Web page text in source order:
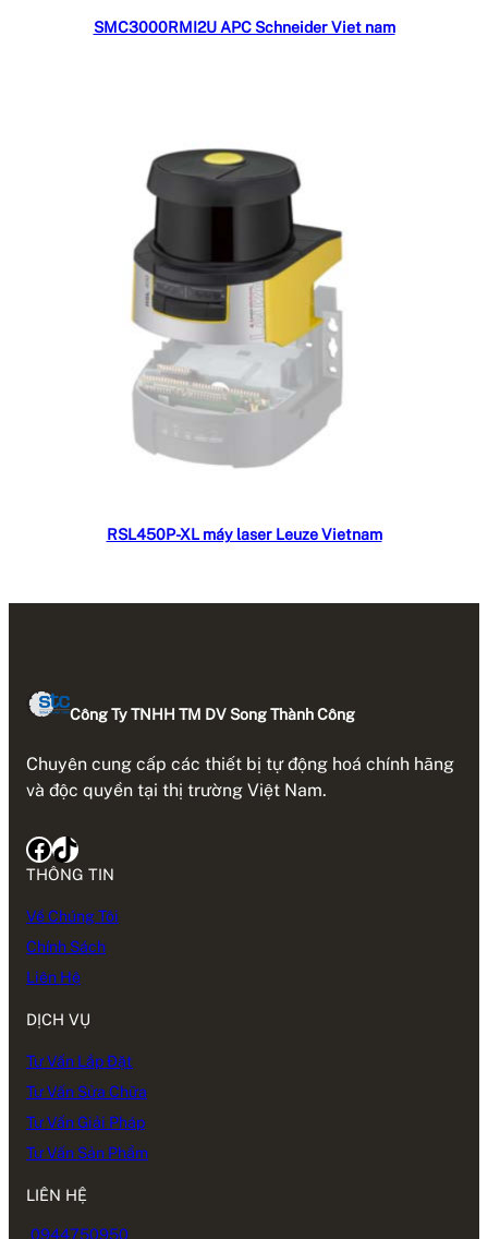
Đọc tiếp
SMC3000RMI2U APC Schneider Viet nam
Đọc tiếp
RSL450P-XL máy laser Leuze Vietnam
Công Ty TNHH TM DV Song Thành Công
Chuyên cung cấp các thiết bị tự động hoá chính hãng
và độc quyền tại thị trường Việt Nam.
Facebook TikTok
THÔNG TIN
Về Chúng Tôi
Chính Sách
Liên Hệ
DỊCH VỤ
Tư Vấn Lắp Đặt
Tư Vấn Sửa Chữa
Tư Vấn Giải Pháp
Tư Vấn Sản Phẩm
LIÊN HỆ
0944750950